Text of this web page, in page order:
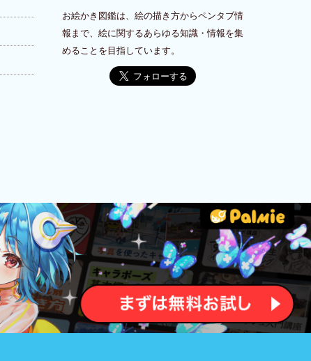
お絵かき図鑑は、絵の描き方からペンタブ情
報まで、絵に関するあらゆる知識・情報を集
めることを目指しています。